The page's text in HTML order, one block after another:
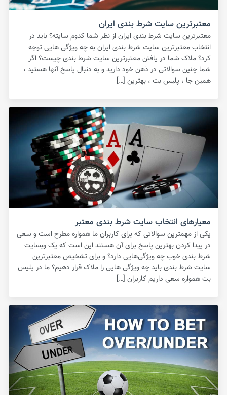
معتبرترین سایت شرط بندی ایران
معتبرترین سایت شرط بندی ایران از نظر شما کدوم سایته؟ باید در
انتخاب معتبرترین سایت شرط بندی ایران به چه ویژگی هایی توجه
کرد؟ ملاک شما در یافتن معتبرترین سایت شرط بندی چیست؟ اگر
شما چنین سوالاتی در ذهن خود دارید و به دنبال پاسخ آنها هستید ،
همین جا ، پلیس بت ، بهترین […]
معیارهای انتخاب سایت شرط بندی معتبر
یکی از مهمترین سوالاتی که برای کاربران ما همواره مطرح است و سعی
در پیدا کردن بهترین پاسخ برای آن هستند این است که یک وبسایت
شرط بندی خوب چه ویژگی‌هایی دارد؟ و برای تشخیص معتبرترین
سایت شرط بندی باید چه ویژگی هایی را ملاک قرار دهیم؟ ما در پلیس
بت همواره سعی داریم کاربران […]